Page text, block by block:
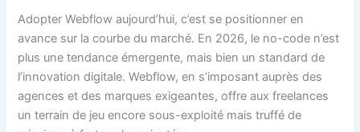
Adopter Webflow aujourd’hui, c’est se positionner en
avance sur la courbe du marché. En 2026, le no-code n’est
plus une tendance émergente, mais bien un standard de
l’innovation digitale. Webflow, en s’imposant auprès des
agences et des marques exigeantes, offre aux freelances
un terrain de jeu encore sous-exploité mais truffé de